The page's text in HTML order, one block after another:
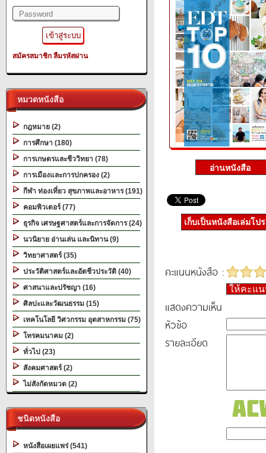
สมัครสมาชิก ลืมรหัสผ่าน
หมวดหนังสือ
กฎหมาย (2)
การศึกษา (180)
การเกษตรและชีววิทยา (78)
การเมืองและการปกครอง (2)
กีฬา ท่องเที่ยว สุขภาพและอาหาร (191)
คอมพิวเตอร์ (77)
ธุรกิจ เศรษฐศาสตร์และการจัดการ (24)
นวนิยาย อ่านเล่น และนิทาน (9)
วิทยาศาสตร์ (35)
ประวัติศาสตร์และอัตชีวประวัติ (40)
ศาสนาและปรัชญา (16)
ศิลปะและวัฒนธรรม (15)
เทคโนโลยี วิศวกรรม อุตสาหกรรม (75)
โทรคมนาคม (2)
ทั่วไป (23)
สังคมศาสตร์ (2)
ไม่สังกัดหมวด (2)
ชนิดหนังสือ
หนังสือเผยแพร่ (541)
เก็บเป็นหนังสือเล่มโป
คะแนนหนังสือ :
ให้คะแ
แสดงความเห็น
หัวข้อ
รายละเอียด